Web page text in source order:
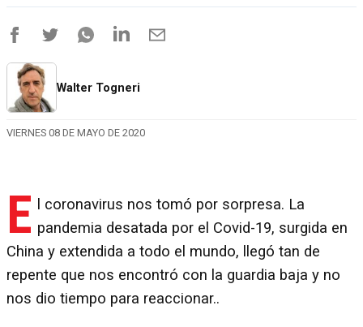
Walter Togneri
VIERNES 08 DE MAYO DE 2020
E
l coronavirus nos tomó por sorpresa. La
pandemia desatada por el Covid-19, surgida en
China y extendida a todo el mundo, llegó tan de
repente que nos encontró con la guardia baja y no
nos dio tiempo para reaccionar..